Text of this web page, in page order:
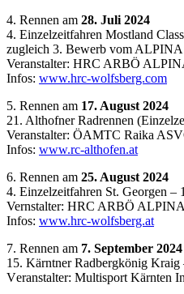
4. Rennen am 28. Juli 2024
4. Einzelzeitfahren Mostland
zugleich 3. Bewerb vom
Veranstalter: HRC ARBÖ
Infos: www.hrc-wolfsberg.com
5. Rennen am 17. August 2024
21. Althofner Radrennen
Veranstalter: ÖAMTC Raika
Infos: www.rc-althofen.at
6. Rennen am 25. August 2024
4. Einzelzeitfahren St. Georgen –
Vernstalter: HRC ARBÖ
Infos: www.hrc-wolfsberg.at
7. Rennen am 7. September 2024
15. Kärntner Radbergkönig
Veranstalter: Multisport Kärnten